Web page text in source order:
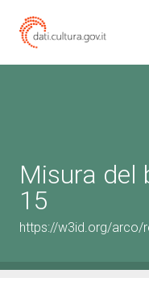
Misura del
15
https://w3id.org/arco/